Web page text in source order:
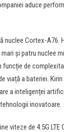
aduce
nuclee Cortex-
și patru nuclee
de
viață a bateriei.
a inteligenței
inovatoare.
viteze de 4.5G LTE